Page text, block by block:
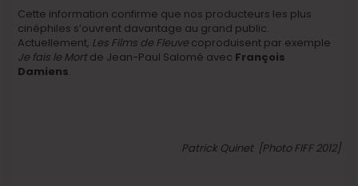
Cette information confirme que nos producteurs les plus
cinéphiles s’ouvrent davantage au grand public.
Actuellement, Les Films de Fleuve coproduisent par exemple
Je fais le Mortde Jean-Paul Salomé avec François
Damiens.
Patrick Quinet [Photo FIFF 2012]